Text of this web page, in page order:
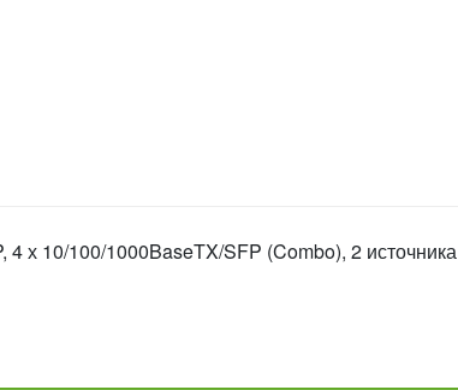
х 10/100/1000BaseTX/SFP (Combo), 2 источника